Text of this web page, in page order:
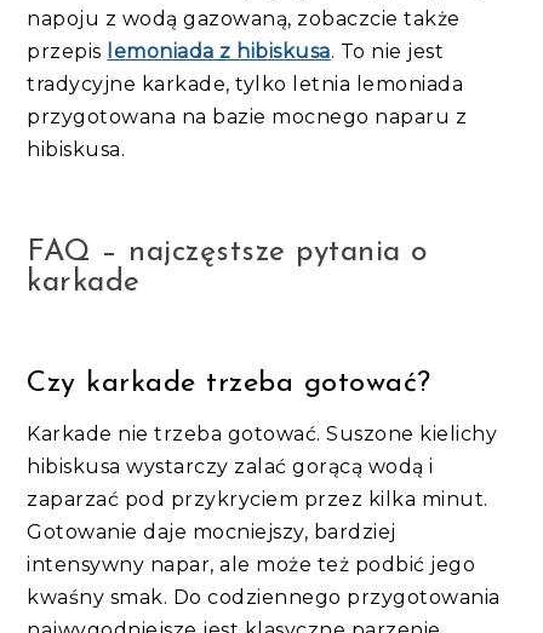
napoju z wodą gazowaną, zobaczcie także
przepis lemoniada z hibiskusa. To nie jest
tradycyjne karkade, tylko letnia lemoniada
przygotowana na bazie mocnego naparu z
hibiskusa.
FAQ – najczęstsze pytania o
karkade
Czy karkade trzeba gotować?
Karkade nie trzeba gotować. Suszone kielichy
hibiskusa wystarczy zalać gorącą wodą i
zaparzać pod przykryciem przez kilka minut.
Gotowanie daje mocniejszy, bardziej
intensywny napar, ale może też podbić jego
kwaśny smak. Do codziennego przygotowania